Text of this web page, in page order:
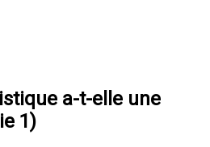
a-t-elle une
1)